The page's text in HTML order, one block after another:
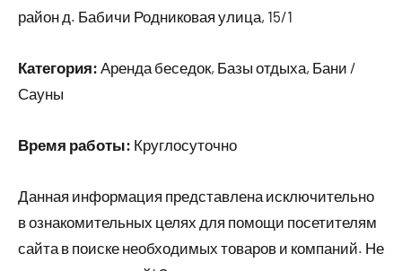
район д. Бабичи Родниковая улица, 15/1
Категория: Аренда беседок, Базы отдыха, Бани /
Сауны
Время работы: Круглосуточно
Данная информация представлена исключительно
в ознакомительных целях для помощи посетителям
сайта в поиске необходимых товаров и компаний. Не